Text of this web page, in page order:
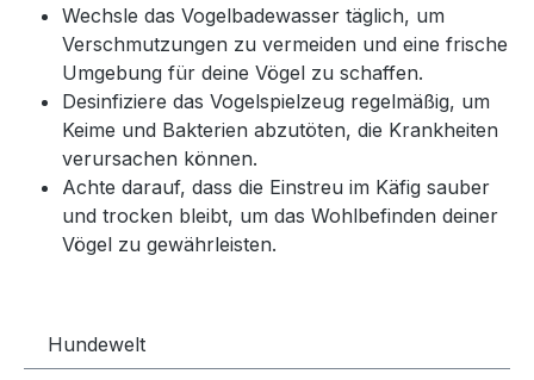
Wechsle das Vogelbadewasser täglich, um
Verschmutzungen zu vermeiden und eine frische
Umgebung für deine Vögel zu schaffen.
Desinfiziere das Vogelspielzeug regelmäßig, um
Keime und Bakterien abzutöten, die Krankheiten
verursachen können.
Achte darauf, dass die Einstreu im Käfig sauber
und trocken bleibt, um das Wohlbefinden deiner
Vögel zu gewährleisten.
Hundewelt